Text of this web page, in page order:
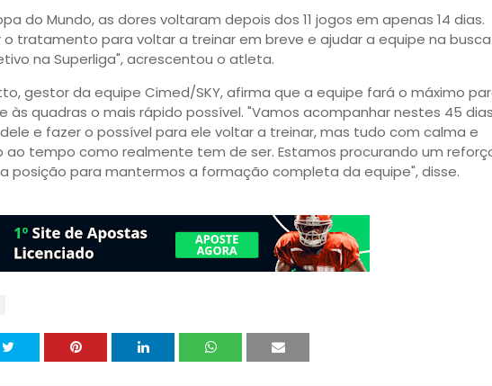
do Mundo, as dores voltaram depois dos 11 jogos em apenas 14 dias.
o tratamento para voltar a treinar em breve e ajudar a equipe na busca
na Superliga", acrescentou o atleta.
gestor da equipe Cimed/SKY, afirma que a equipe fará o máximo
às quadras o mais rápido possível. "Vamos acompanhar nestes 45
e fazer o possível para ele voltar a treinar, mas tudo com calma e
tempo como realmente tem de ser. Estamos procurando um
posição para mantermos a formação completa da equipe", disse.